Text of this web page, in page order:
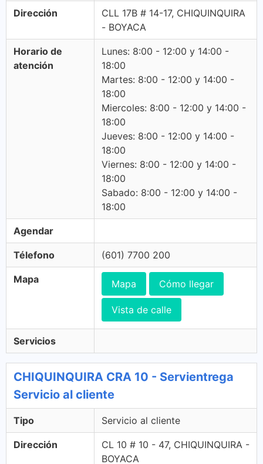
Dirección
CLL 17B # 14-17, CHIQUINQUIRA
- BOYACA
Horario de
atención
Lunes: 8:00 - 12:00 y 14:00 -
18:00
Martes: 8:00 - 12:00 y 14:00 -
18:00
Miercoles: 8:00 - 12:00 y 14:00 -
18:00
Jueves: 8:00 - 12:00 y 14:00 -
18:00
Viernes: 8:00 - 12:00 y 14:00 -
18:00
Sabado: 8:00 - 12:00 y 14:00 -
18:00
Agendar
Télefono (601) 7700 200
Mapa Mapa Cómo llegar
Vista de calle
Servicios
CHIQUINQUIRA CRA 10 - Servientrega
Servicio al cliente
Tipo Servicio al cliente
Dirección
CL 10 # 10 - 47, CHIQUINQUIRA -
BOYACA